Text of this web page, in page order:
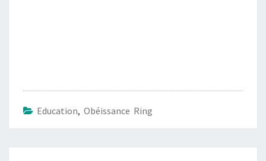
Education, Obéissance Ring